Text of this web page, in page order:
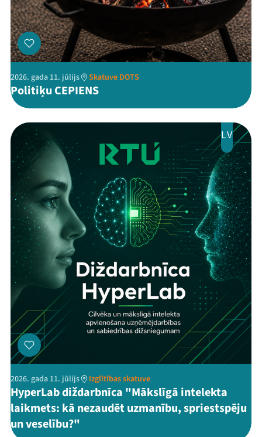
2026. gada 11. jūlijs Skatuve DOTS
Politiķu CEPIENS
LV
2026. gada 11. jūlijs Izglītības skatuve
HyperLab diždarbnīca "Mākslīgā intelekta
laikmets: kā nezaudēt uzmanību, spriestspēju
un veselību?"